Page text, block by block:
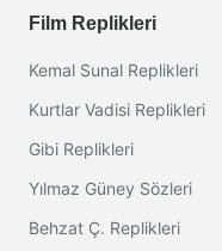
Film Replikleri
Kemal Sunal Replikleri
Kurtlar Vadisi Replikleri
Gibi Replikleri
Yılmaz Güney Sözleri
Behzat Ç. Replikleri